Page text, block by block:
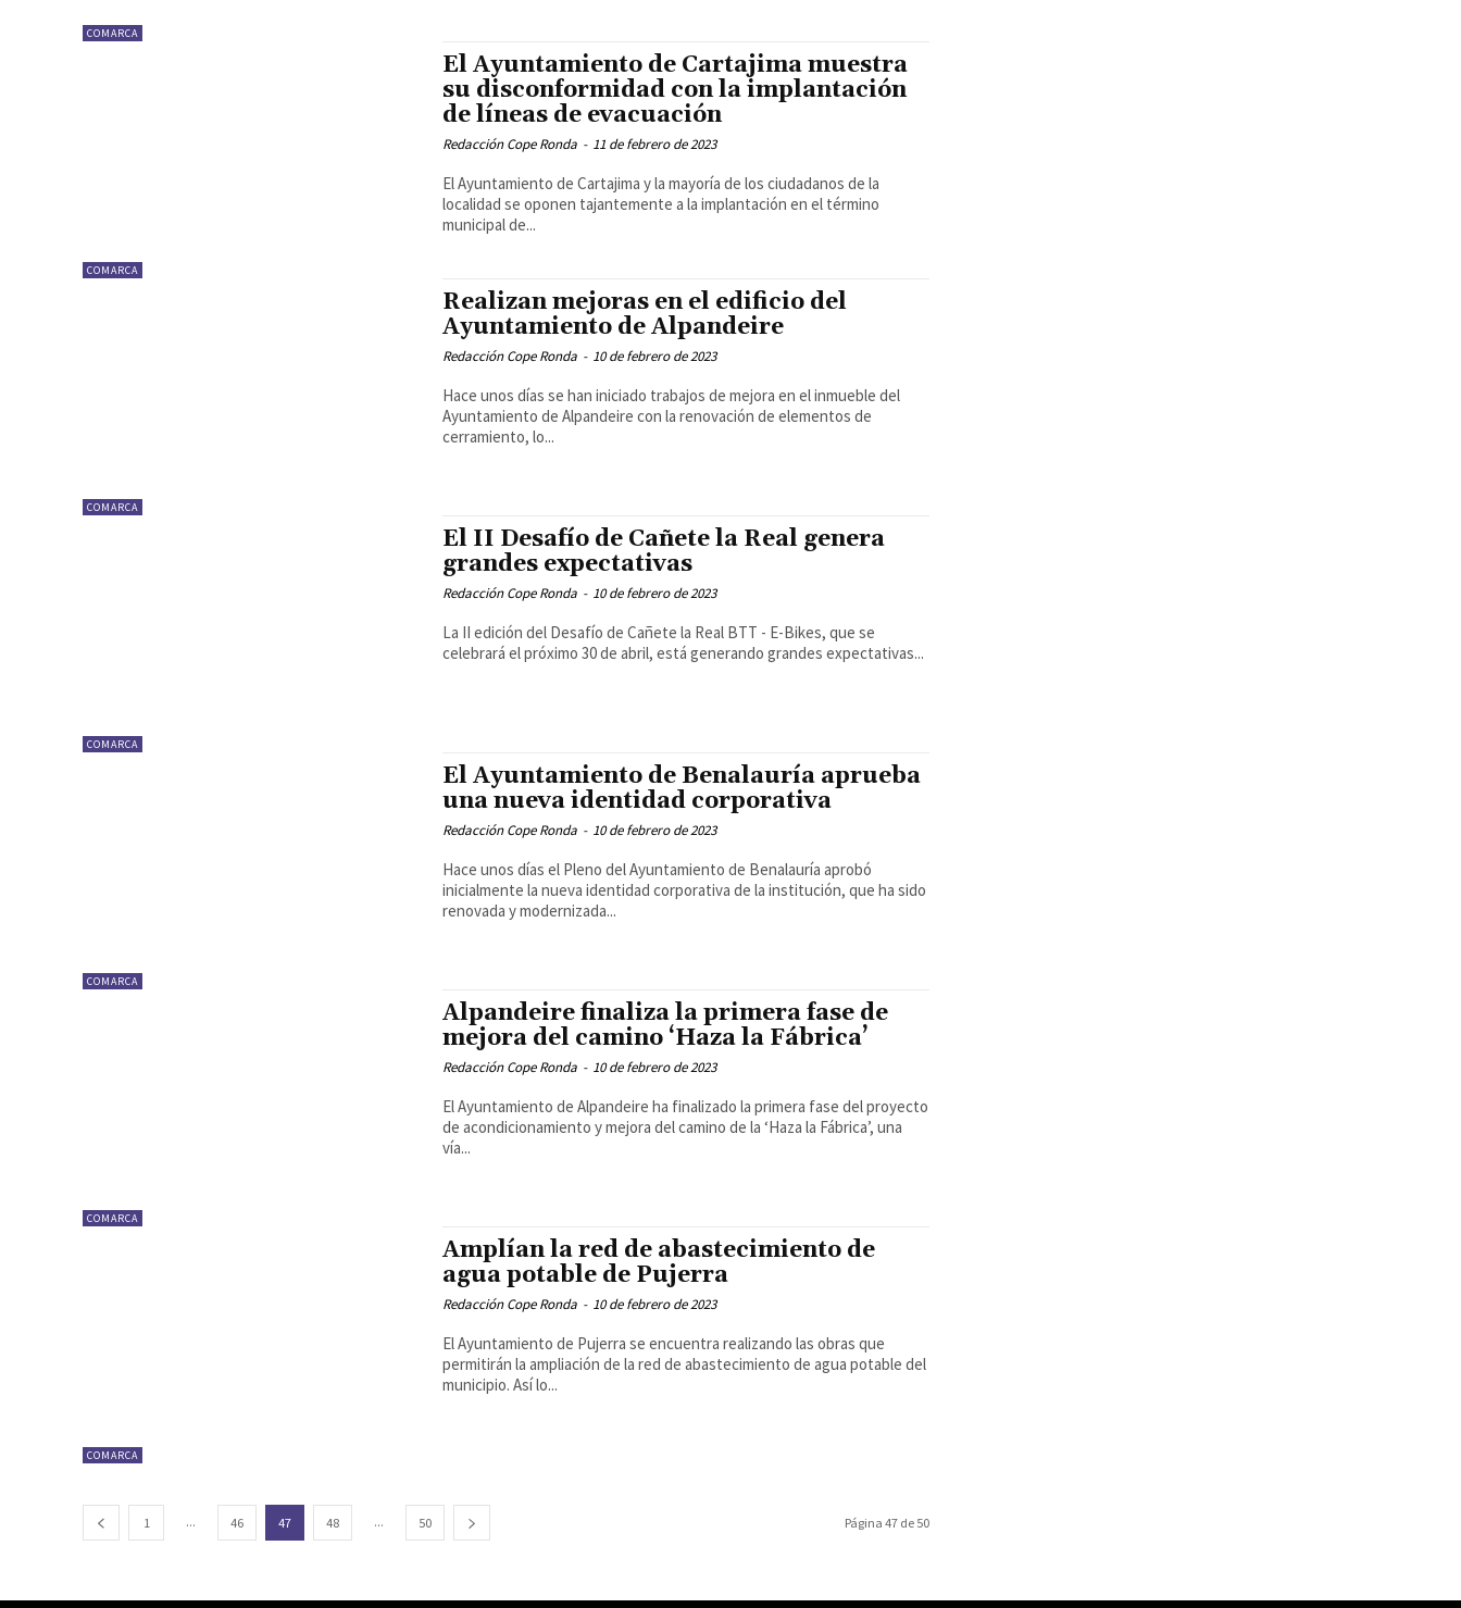
COMARCA
COMARCA
El Ayuntamiento de Cartajima muestra
su disconformidad con la implantación
de líneas de evacuación
Redacción Cope Ronda - 11 de febrero de 2023
El Ayuntamiento de Cartajima y la mayoría de los ciudadanos de la
localidad se oponen tajantemente a la implantación en el término
municipal de...
COMARCA
Realizan mejoras en el edificio del
Ayuntamiento de Alpandeire
Redacción Cope Ronda - 10 de febrero de 2023
Hace unos días se han iniciado trabajos de mejora en el inmueble del
Ayuntamiento de Alpandeire con la renovación de elementos de
cerramiento, lo...
COMARCA
El II Desafío de Cañete la Real genera
grandes expectativas
Redacción Cope Ronda - 10 de febrero de 2023
La II edición del Desafío de Cañete la Real BTT - E-Bikes, que se
celebrará el próximo 30 de abril, está generando grandes expectativas...
COMARCA
El Ayuntamiento de Benalauría aprueba
una nueva identidad corporativa
Redacción Cope Ronda - 10 de febrero de 2023
Hace unos días el Pleno del Ayuntamiento de Benalauría aprobó
inicialmente la nueva identidad corporativa de la institución, que ha sido
renovada y modernizada...
COMARCA
Alpandeire finaliza la primera fase de
mejora del camino ‘Haza la Fábrica’
Redacción Cope Ronda - 10 de febrero de 2023
El Ayuntamiento de Alpandeire ha finalizado la primera fase del proyecto
de acondicionamiento y mejora del camino de la ‘Haza la Fábrica’, una
vía...
COMARCA
Amplían la red de abastecimiento de
agua potable de Pujerra
Redacción Cope Ronda - 10 de febrero de 2023
El Ayuntamiento de Pujerra se encuentra realizando las obras que
permitirán la ampliación de la red de abastecimiento de agua potable del
municipio. Así lo...
1 ... 46 47 48 ... 50 Página 47 de 50